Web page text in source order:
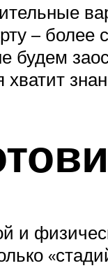
– более
будем
и